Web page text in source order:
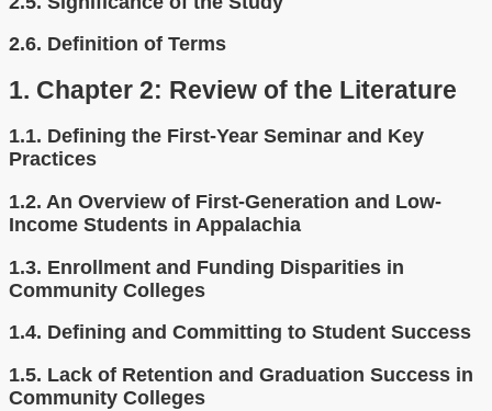
2.6. Definition of Terms
1. Chapter 2: Review of the Literature
1.1. Defining the First-Year Seminar and Key
Practices
1.2. An Overview of First-Generation and Low-
Income Students in Appalachia
1.3. Enrollment and Funding Disparities in
Community Colleges
1.4. Defining and Committing to Student Success
1.5. Lack of Retention and Graduation Success in
Community Colleges